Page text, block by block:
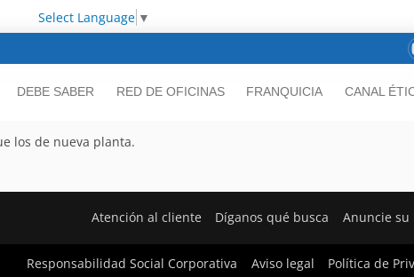
Select Language ▼
DEBE SABER RED DE OFICINAS FRANQUICIA CANAL
los de nueva planta.
Atención al cliente Díganos qué busca Anuncie
Responsabilidad Social Corporativa Aviso legal Política de